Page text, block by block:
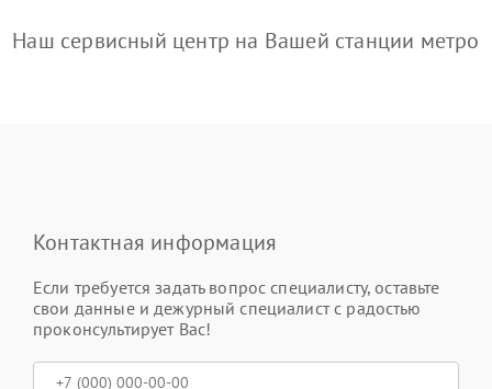
Наш сервисный центр на Вашей станции метро
Контактная информация
Если требуется задать вопрос специалисту, оставьте
свои данные и дежурный специалист с радостью
проконсультирует Вас!